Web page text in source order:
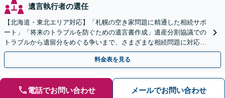
遺言執行者の選任
【北海道・東北エリア対応】「札幌の空き家問題に精通した相続サポ
ート」「将来のトラブルを防ぐための遺言書作成」遺産分割協議での
トラブルから遺留分をめぐる争いまで、さまざまな相続問題に対応し
ています「アクセス良好・WEB面談対応で安心の相談」
料金表を見る
電話でお問い合わせ メールでお問い合わせ